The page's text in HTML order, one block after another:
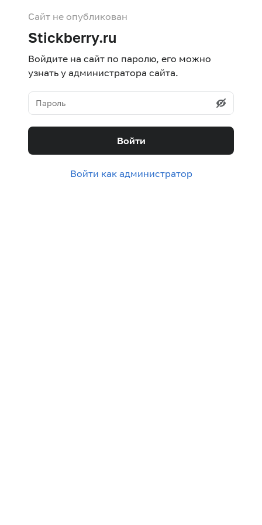
Сайт не опубликован
Stickberry.ru
Войдите на сайт по паролю, его можно
узнать у администратора сайта.
Войти
Войти как администратор